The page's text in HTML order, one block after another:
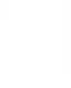
de Australia